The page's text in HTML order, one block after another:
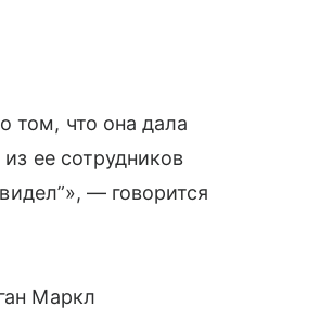
том, что она дала
ее сотрудников
— говорится
Маркл